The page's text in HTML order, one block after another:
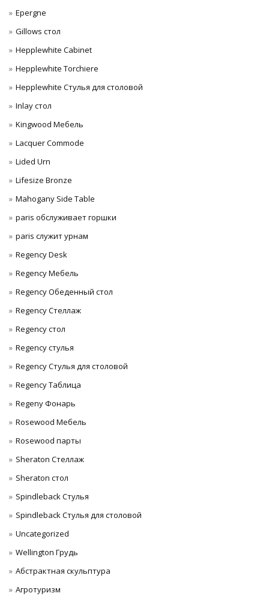
Epergne
Gillows стол
Hepplewhite Cabinet
Hepplewhite Torchiere
Hepplewhite Стулья для столовой
Inlay стол
Kingwood Мебель
Lacquer Commode
Lided Urn
Lifesize Bronze
Mahogany Side Table
paris обслуживает горшки
paris служит урнам
Regency Desk
Regency Мебель
Regency Обеденный стол
Regency Стеллаж
Regency стол
Regency стулья
Regency Стулья для столовой
Regency Таблица
Regeny Фонарь
Rosewood Мебель
Rosewood парты
Sheraton Стеллаж
Sheraton стол
Spindleback Стулья
Spindleback Стулья для столовой
Uncategorized
Wellington Грудь
Абстрактная скульптура
Агротуризм